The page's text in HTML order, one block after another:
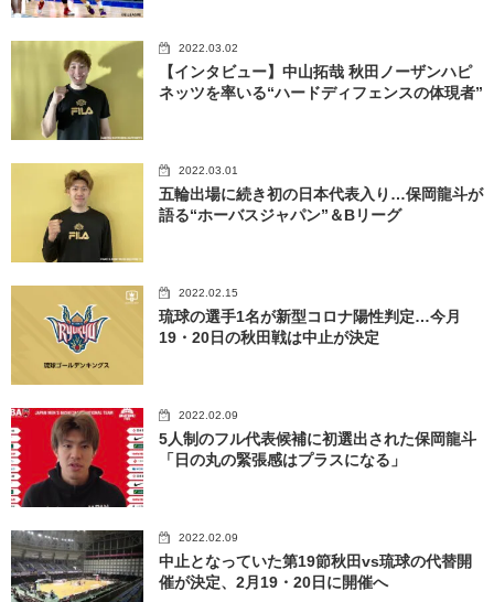
2022.03.02
【インタビュー】中山拓哉 秋田ノーザンハピ
ネッツを率いる“ハードディフェンスの体現者”
2022.03.01
五輪出場に続き初の日本代表入り…保岡龍斗が
語る“ホーバスジャパン”＆Bリーグ
2022.02.15
琉球の選手1名が新型コロナ陽性判定…今月
19・20日の秋田戦は中止が決定
2022.02.09
5人制のフル代表候補に初選出された保岡龍斗
「日の丸の緊張感はプラスになる」
2022.02.09
中止となっていた第19節秋田vs琉球の代替開
催が決定、2月19・20日に開催へ